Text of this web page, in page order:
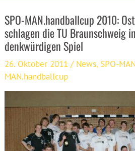
SPO-MAN.handballcup 2010:
schlagen die TU Braunschweig
denkwürdigen Spiel
26. Oktober 2011/ News, SPO-
MAN.handballcup